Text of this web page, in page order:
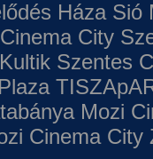
Háza Sió
Cinema City
Kultik Szentes
Mozi
Cinema City